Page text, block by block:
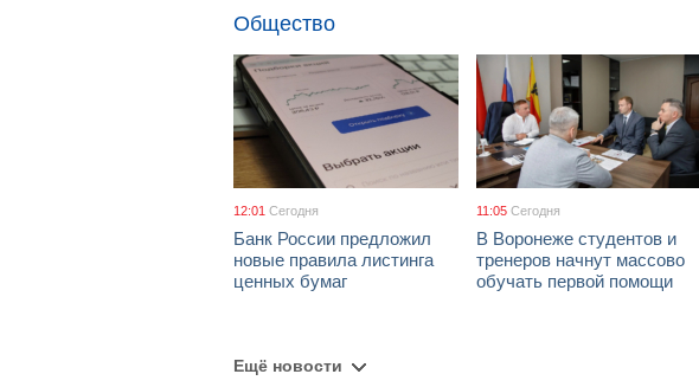
Общество
12:01 Сегодня
Банк России предложил
новые правила листинга
ценных бумаг
11:05 Сегодня
В Воронеже студентов и
тренеров начнут массово
обучать первой помощи
Ещё новости